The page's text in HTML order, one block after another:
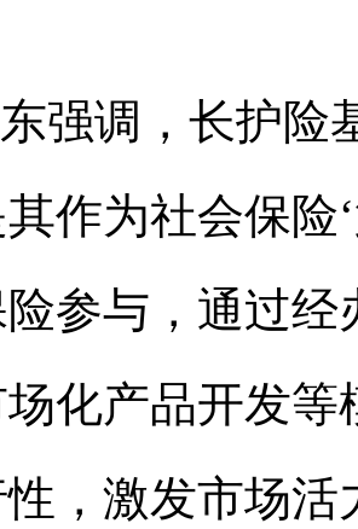
强调，长护险
作为社会保险
参与，通过
化产品开发
，激发市场活